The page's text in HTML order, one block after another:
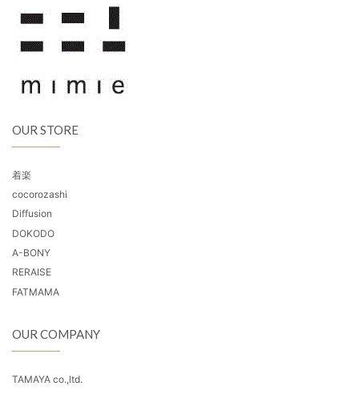
OUR STORE
着楽
cocorozashi
Diffusion
DOKODO
A-BONY
RERAISE
FATMAMA
OUR COMPANY
TAMAYA co.,ltd.